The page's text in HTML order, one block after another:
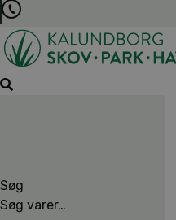
Søg
Søg varer…